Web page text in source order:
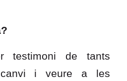
testimoni de tants
canvi i veure a les